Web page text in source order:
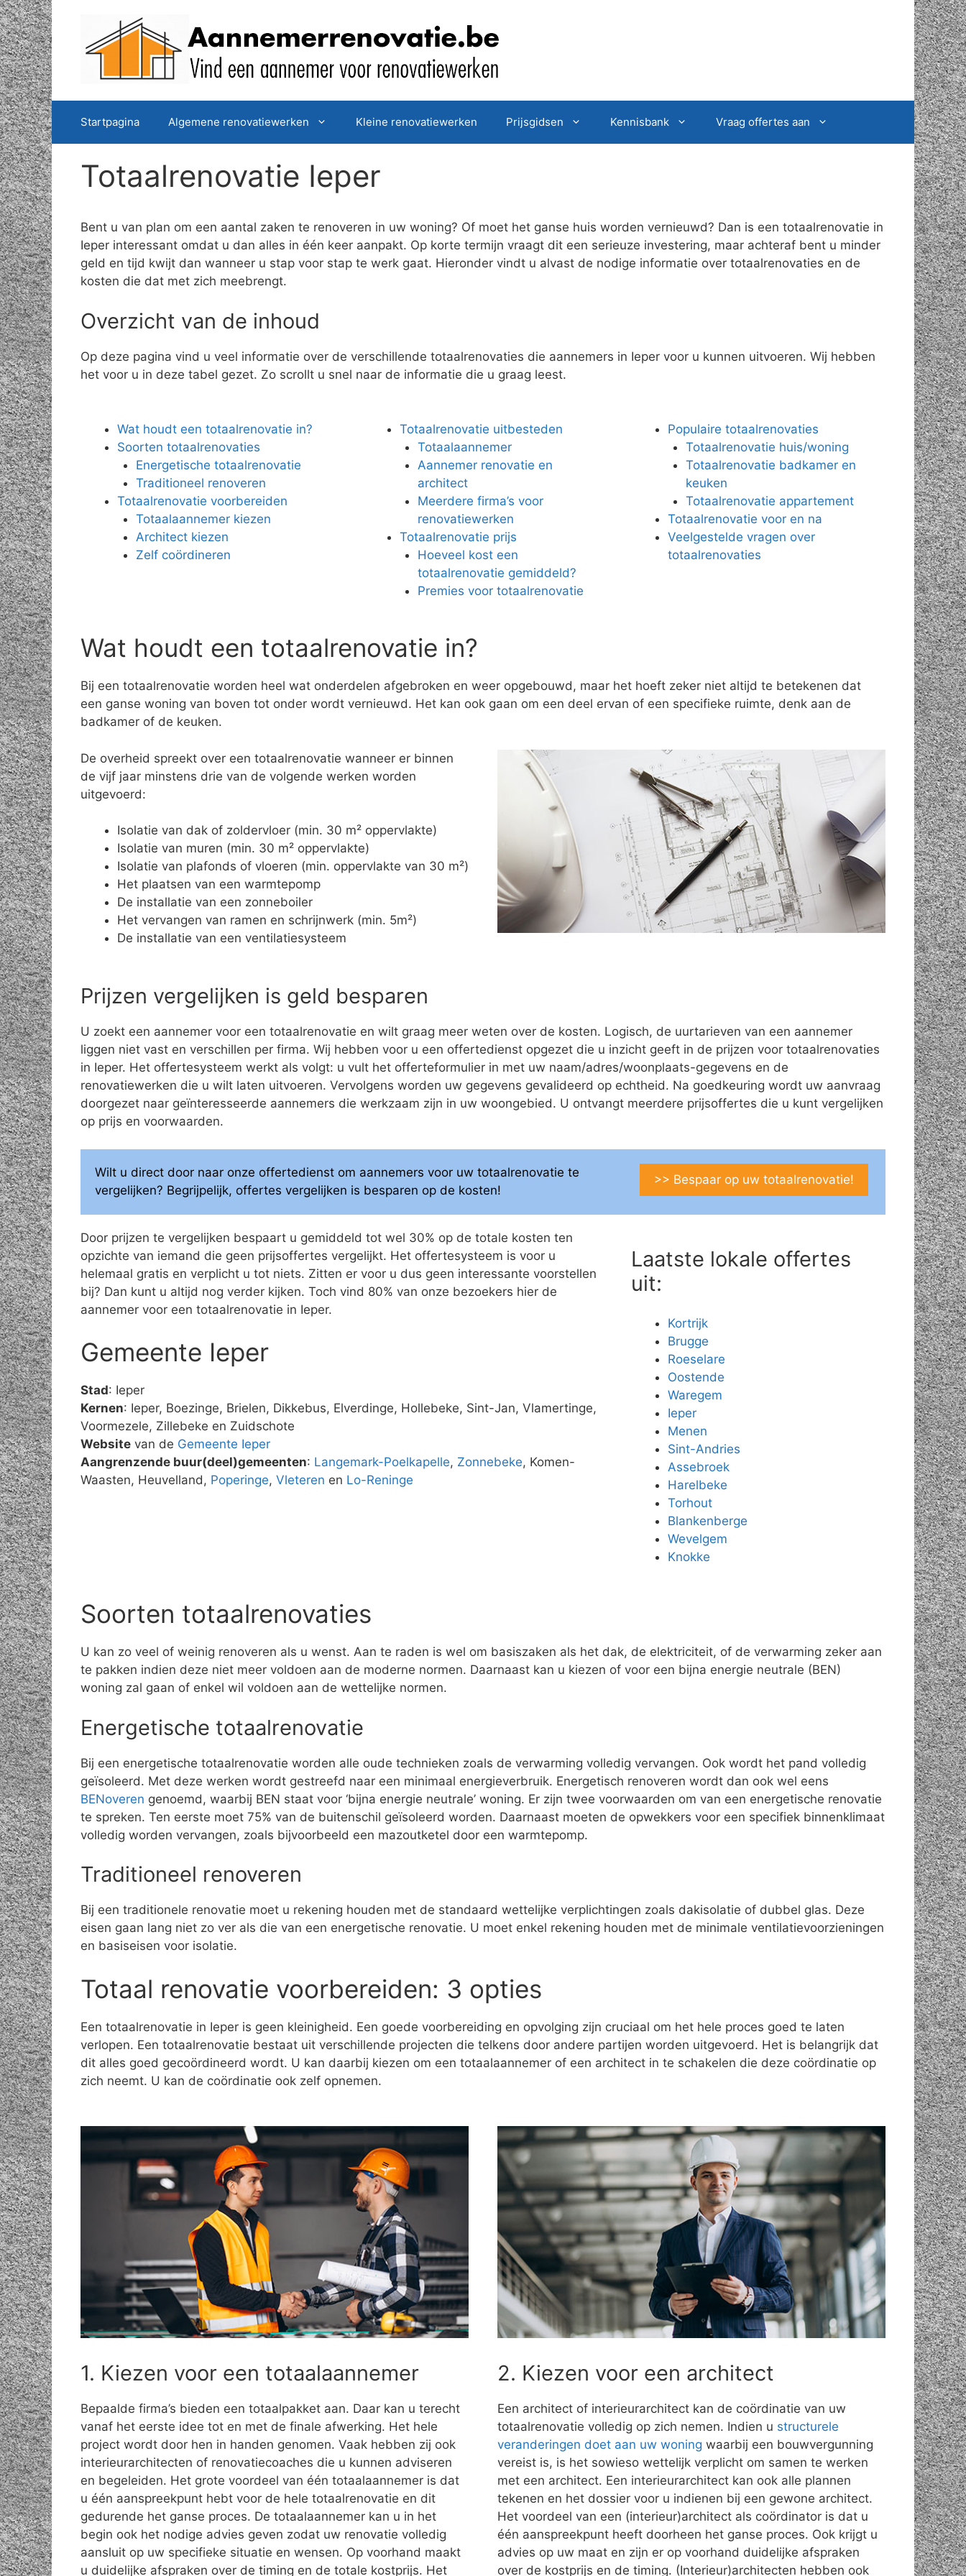
Spring
naar
de
inhoud
Startpagina Algemene renovatiewerken Kleine renovatiewerken Prijsgidsen Kennisbank Vraag offertes aan
Totaalrenovatie Ieper
Bent u van plan om een aantal zaken te renoveren in uw woning? Of moet het ganse huis worden vernieuwd? Dan is een totaalrenovatie in
Ieper interessant omdat u dan alles in één keer aanpakt. Op korte termijn vraagt dit een serieuze investering, maar achteraf bent u minder
geld en tijd kwijt dan wanneer u stap voor stap te werk gaat. Hieronder vindt u alvast de nodige informatie over totaalrenovaties en de
kosten die dat met zich meebrengt.
Overzicht van de inhoud
Op deze pagina vind u veel informatie over de verschillende totaalrenovaties die aannemers in Ieper voor u kunnen uitvoeren. Wij hebben
het voor u in deze tabel gezet. Zo scrollt u snel naar de informatie die u graag leest.
Wat houdt een totaalrenovatie in?
Soorten totaalrenovaties
Energetische totaalrenovatie
Traditioneel renoveren
Totaalrenovatie voorbereiden
Totaalaannemer kiezen
Architect kiezen
Zelf coördineren
Totaalrenovatie uitbesteden
Totaalaannemer
Aannemer renovatie en
architect
Meerdere firma’s voor
renovatiewerken
Totaalrenovatie prijs
Hoeveel kost een
totaalrenovatie gemiddeld?
Premies voor totaalrenovatie
Populaire totaalrenovaties
Totaalrenovatie huis/woning
Totaalrenovatie badkamer en
keuken
Totaalrenovatie appartement
Totaalrenovatie voor en na
Veelgestelde vragen over
totaalrenovaties
Wat houdt een totaalrenovatie in?
Bij een totaalrenovatie worden heel wat onderdelen afgebroken en weer opgebouwd, maar het hoeft zeker niet altijd te betekenen dat
een ganse woning van boven tot onder wordt vernieuwd. Het kan ook gaan om een deel ervan of een specifieke ruimte, denk aan de
badkamer of de keuken.
De overheid spreekt over een totaalrenovatie wanneer er binnen
de vijf jaar minstens drie van de volgende werken worden
uitgevoerd:
Isolatie van dak of zoldervloer (min. 30 m² oppervlakte)
Isolatie van muren (min. 30 m² oppervlakte)
Isolatie van plafonds of vloeren (min. oppervlakte van 30 m²)
Het plaatsen van een warmtepomp
De installatie van een zonneboiler
Het vervangen van ramen en schrijnwerk (min. 5m²)
De installatie van een ventilatiesysteem
Prijzen vergelijken is geld besparen
U zoekt een aannemer voor een totaalrenovatie en wilt graag meer weten over de kosten. Logisch, de uurtarieven van een aannemer
liggen niet vast en verschillen per firma. Wij hebben voor u een offertedienst opgezet die u inzicht geeft in de prijzen voor totaalrenovaties
in Ieper. Het offertesysteem werkt als volgt: u vult het offerteformulier in met uw naam/adres/woonplaats-gegevens en de
renovatiewerken die u wilt laten uitvoeren. Vervolgens worden uw gegevens gevalideerd op echtheid. Na goedkeuring wordt uw aanvraag
doorgezet naar geïnteresseerde aannemers die werkzaam zijn in uw woongebied. U ontvangt meerdere prijsoffertes die u kunt vergelijken
op prijs en voorwaarden.
Wilt u direct door naar onze offertedienst om aannemers voor uw totaalrenovatie te
vergelijken? Begrijpelijk, offertes vergelijken is besparen op de kosten!
>> Bespaar op uw totaalrenovatie!
Door prijzen te vergelijken bespaart u gemiddeld tot wel 30% op de totale kosten ten
opzichte van iemand die geen prijsoffertes vergelijkt. Het offertesysteem is voor u
helemaal gratis en verplicht u tot niets. Zitten er voor u dus geen interessante voorstellen
bij? Dan kunt u altijd nog verder kijken. Toch vind 80% van onze bezoekers hier de
aannemer voor een totaalrenovatie in Ieper.
Gemeente Ieper
Stad: Ieper
Kernen: Ieper, Boezinge, Brielen, Dikkebus, Elverdinge, Hollebeke, Sint-Jan, Vlamertinge,
Voormezele, Zillebeke en Zuidschote
Website van de Gemeente Ieper
Aangrenzende buur(deel)gemeenten: Langemark-Poelkapelle, Zonnebeke, Komen-
Waasten, Heuvelland, Poperinge, Vleteren en Lo-Reninge
Laatste lokale offertes
uit:
Kortrijk
Brugge
Roeselare
Oostende
Waregem
Ieper
Menen
Sint-Andries
Assebroek
Harelbeke
Torhout
Blankenberge
Wevelgem
Knokke
Soorten totaalrenovaties
U kan zo veel of weinig renoveren als u wenst. Aan te raden is wel om basiszaken als het dak, de elektriciteit, of de verwarming zeker aan
te pakken indien deze niet meer voldoen aan de moderne normen. Daarnaast kan u kiezen of voor een bijna energie neutrale (BEN)
woning zal gaan of enkel wil voldoen aan de wettelijke normen.
Energetische totaalrenovatie
Bij een energetische totaalrenovatie worden alle oude technieken zoals de verwarming volledig vervangen. Ook wordt het pand volledig
geïsoleerd. Met deze werken wordt gestreefd naar een minimaal energieverbruik. Energetisch renoveren wordt dan ook wel eens
BENoveren genoemd, waarbij BEN staat voor ‘bijna energie neutrale’ woning. Er zijn twee voorwaarden om van een energetische renovatie
te spreken. Ten eerste moet 75% van de buitenschil geïsoleerd worden. Daarnaast moeten de opwekkers voor een specifiek binnenklimaat
volledig worden vervangen, zoals bijvoorbeeld een mazoutketel door een warmtepomp.
Traditioneel renoveren
Bij een traditionele renovatie moet u rekening houden met de standaard wettelijke verplichtingen zoals dakisolatie of dubbel glas. Deze
eisen gaan lang niet zo ver als die van een energetische renovatie. U moet enkel rekening houden met de minimale ventilatievoorzieningen
en basiseisen voor isolatie.
Totaal renovatie voorbereiden: 3 opties
Een totaalrenovatie in Ieper is geen kleinigheid. Een goede voorbereiding en opvolging zijn cruciaal om het hele proces goed te laten
verlopen. Een totaalrenovatie bestaat uit verschillende projecten die telkens door andere partijen worden uitgevoerd. Het is belangrijk dat
dit alles goed gecoördineerd wordt. U kan daarbij kiezen om een totaalaannemer of een architect in te schakelen die deze coördinatie op
zich neemt. U kan de coördinatie ook zelf opnemen.
1. Kiezen voor een totaalaannemer
Bepaalde firma’s bieden een totaalpakket aan. Daar kan u terecht
vanaf het eerste idee tot en met de finale afwerking. Het hele
project wordt door hen in handen genomen. Vaak hebben zij ook
interieurarchitecten of renovatiecoaches die u kunnen adviseren
en begeleiden. Het grote voordeel van één totaalaannemer is dat
u één aanspreekpunt hebt voor de hele totaalrenovatie en dit
gedurende het ganse proces. De totaalaannemer kan u in het
begin ook het nodige advies geven zodat uw renovatie volledig
aansluit op uw specifieke situatie en wensen. Op voorhand maakt
u duidelijke afspraken over de timing en de totale kostprijs. Het
2. Kiezen voor een architect
Een architect of interieurarchitect kan de coördinatie van uw
totaalrenovatie volledig op zich nemen. Indien u structurele
veranderingen doet aan uw woning waarbij een bouwvergunning
vereist is, is het sowieso wettelijk verplicht om samen te werken
met een architect. Een interieurarchitect kan ook alle plannen
tekenen en het dossier voor u indienen bij een gewone architect.
Het voordeel van een (interieur)architect als coördinator is dat u
één aanspreekpunt heeft doorheen het ganse proces. Ook krijgt u
advies op uw maat en zijn er op voorhand duidelijke afspraken
over de kostprijs en de timing. (Interieur)architecten hebben ook